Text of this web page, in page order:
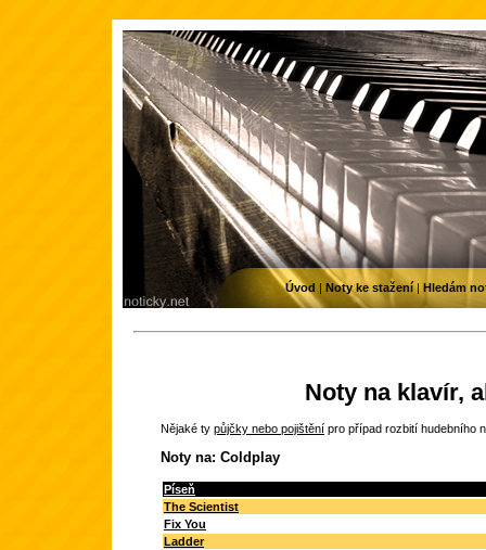
Noty na klavír,
Nějaké ty půjčky nebo pojištění pro případ rozbití hudebního
Noty na: Coldplay
Píseň
The Scientist
Fix You
Ladder
Úvod | Noty ke stažení| Hledám